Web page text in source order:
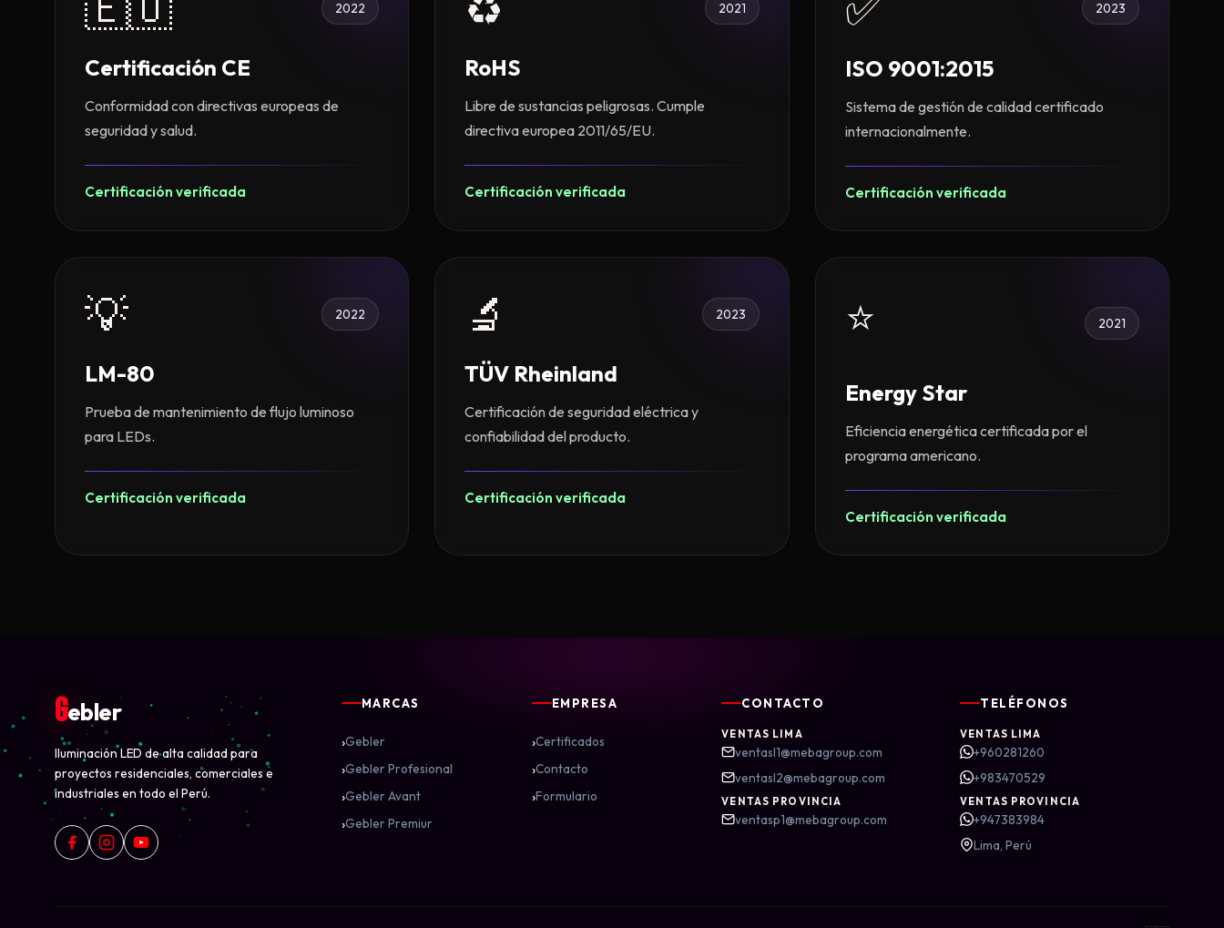
2022
Certificación CE
Conformidad con directivas europeas de
seguridad y salud.
Certificación verificada
2021
RoHS
Libre de sustancias peligrosas. Cumple
directiva europea 2011/65/EU.
Certificación verificada
2023
ISO 9001:2015
Sistema de gestión de calidad certificado
internacionalmente.
Certificación verificada
💡 2022
LM-80
Prueba de mantenimiento de flujo luminoso
para LEDs.
Certificación verificada
🔬 2023
TÜV Rheinland
Certificación de seguridad eléctrica y
confiabilidad del producto.
Certificación verificada
⭐ 2021
Energy Star
Eficiencia energética certificada por el
programa americano.
Certificación verificada
Gebler
Iluminación LED de alta calidad para
proyectos residenciales, comerciales e
industriales en todo el Perú.
MARCAS
›Gebler
›Gebler Profesional
›Gebler Avant
›Gebler Premiur
EMPRESA
›Certificados
›Contacto
›Formulario
CONTACTO
VENTAS LIMA
ventasl1@mebagroup.com
ventasl2@mebagroup.com
VENTAS PROVINCIA
ventasp1@mebagroup.com
TELÉFONOS
VENTAS LIMA
+960281260
+983470529
VENTAS PROVINCIA
+947383984
Lima, Perú